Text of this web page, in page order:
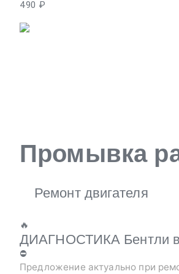
490 ₽
Промывка
Ремонт двигателя
🔥
ДИАГНОСТИКА Бентли в
⛔
Предложение актуально при